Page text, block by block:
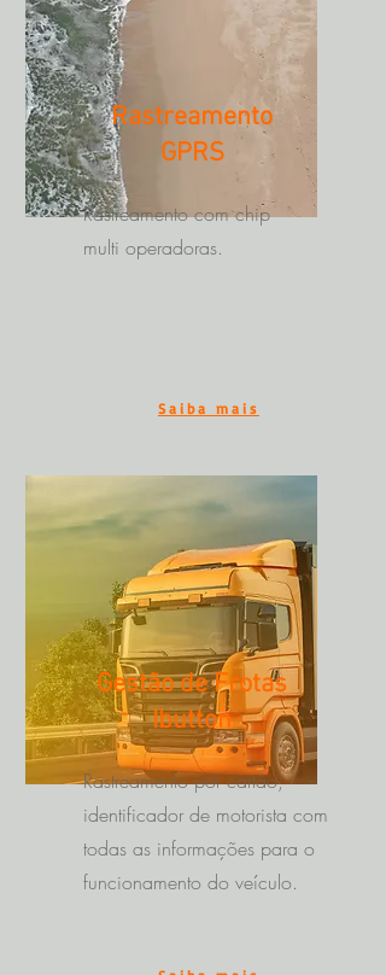
Rastreamento
GPRS
Rastreamento com chip
multi operadoras.
Saiba mais
Gestão de Frotas
Ibutton
Rastreamento por cartão,
identificador de motorista com
todas as informações para o
funcionamento do veículo.